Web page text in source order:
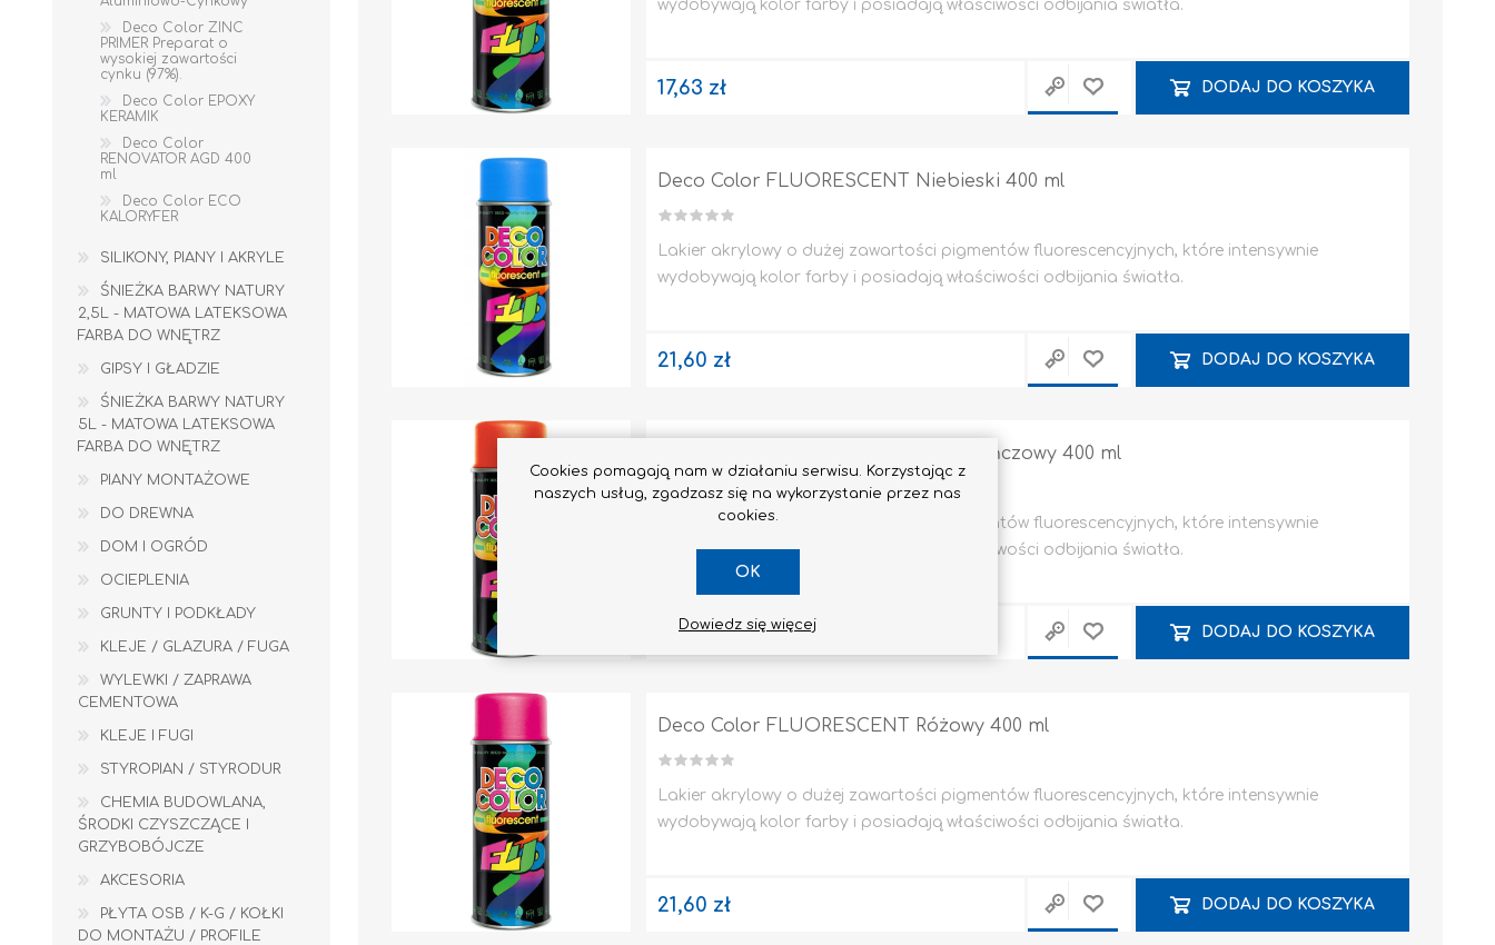
Narzędzia ręczne Systemy montażowe
TAŚMY
wydobywają kolor farby i posiadają właściwości odbijania światła.
17,63 zł DODAJ DO KOSZYKA
Deco Color FLUORESCENT Niebieski 400 ml
Lakier akrylowy o dużej zawartości pigmentów fluorescencyjnych, które intensywnie
wydobywają kolor farby i posiadają właściwości odbijania światła.
21,60 zł DODAJ DO KOSZYKA
Deco Color FLUORESCENT Pomarańczowy 400 ml
Lakier akrylowy o dużej zawartości pigmentów fluorescencyjnych, które intensywnie
wydobywają kolor farby i posiadają właściwości odbijania światła.
21,60 zł DODAJ DO KOSZYKA
Deco Color FLUORESCENT Różowy 400 ml
Lakier akrylowy o dużej zawartości pigmentów fluorescencyjnych, które intensywnie
wydobywają kolor farby i posiadają właściwości odbijania światła.
21,60 zł DODAJ DO KOSZYKA
Deco Color ZINC
PRIMER Preparat o
wysokiej zawartości
cynku (97%).
Deco Color EPOXY
KERAMIK
Deco Color
RENOVATOR AGD 400
ml
Deco Color ECO
KALORYFER
SILIKONY, PIANY I AKRYLE
ŚNIEŻKA BARWY NATURY
2,5L - MATOWA LATEKSOWA
FARBA DO WNĘTRZ
GIPSY I GŁADZIE
ŚNIEŻKA BARWY NATURY
5L - MATOWA LATEKSOWA
FARBA DO WNĘTRZ
PIANY MONTAŻOWE
DO DREWNA
DOM I OGRÓD
OCIEPLENIA
GRUNTY I PODKŁADY
KLEJE / GLAZURA / FUGA
WYLEWKI / ZAPRAWA
CEMENTOWA
KLEJE I FUGI
STYROPIAN / STYRODUR
CHEMIA BUDOWLANA,
ŚRODKI CZYSZCZĄCE I
GRZYBOBÓJCZE
AKCESORIA
PŁYTA OSB / K-G / KOŁKI
DO MONTAŻU / PROFILE
Cookies pomagają nam w działaniu serwisu. Korzystając z
naszych usług, zgadzasz się na wykorzystanie przez nas
cookies.
OK
Dowiedz się więcej